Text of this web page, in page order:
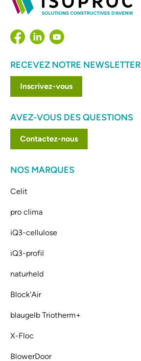
RECEVEZ NOTRE NEWSLETTER
Inscrivez-vous
AVEZ-VOUS DES QUESTIONS
Contactez-nous
NOS MARQUES
Celit
pro clima
iQ3-cellulose
iQ3-profil
naturheld
Block'Air
blaugelb Triotherm+
X-Floc
BlowerDoor